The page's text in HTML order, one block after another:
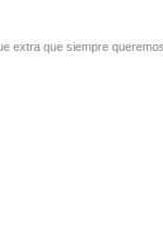
que siempre